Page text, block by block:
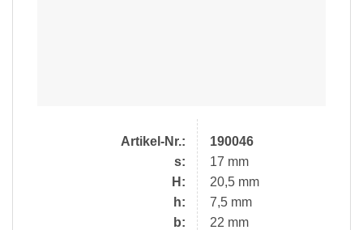
Artikel-Nr.:
s:
H:
h:
b:
190046
17 mm
20,5 mm
7,5 mm
22 mm